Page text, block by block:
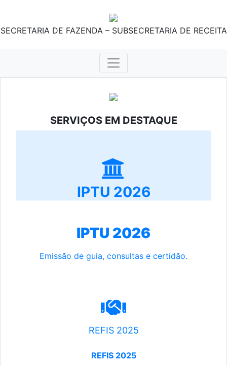
SECRETARIA DE FAZENDA – SUBSECRETARIA DE RECEITA
SERVIÇOS EM DESTAQUE
IPTU 2026
IPTU 2026
Emissão de guia, consultas e certidão.
REFIS 2025
REFIS 2025